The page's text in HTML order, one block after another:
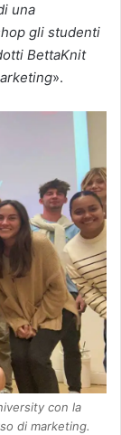
una
gli studenti
BettaKnit
».
con la
di marketing.